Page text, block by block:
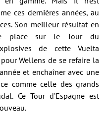
ces dernières années, au
Son meilleur résultat en
place sur le Tour du
de cette Vuelta
Wellens de se refaire la
et enchaîner avec une
comme celle des grands
Ce Tour d’Espagne est